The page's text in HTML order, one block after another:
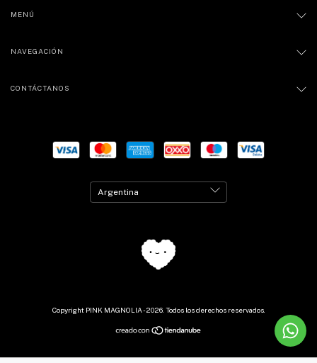
MENÚ
NAVEGACIÓN
CONTÁCTANOS
Copyright PINK MAGNOLIA - 2026. Todos los derechos reservados.